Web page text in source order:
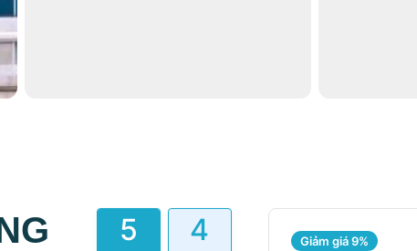
5 4 Giảm giá 9%